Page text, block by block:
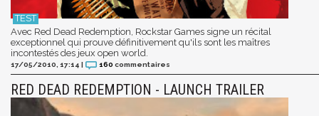
Avec Red Dead Redemption, Rockstar Games signe un récital
exceptionnel qui prouve définitivement qu'ils sont les maîtres
incontestés des jeux open world.
17/05/2010, 17:14 | 160 commentaires
RED DEAD REDEMPTION - LAUNCH TRAILER